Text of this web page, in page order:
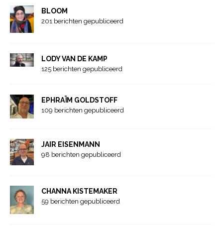
BLOOM
201 berichten gepubliceerd
LODY VAN DE KAMP
125 berichten gepubliceerd
EPHRAÏM GOLDSTOFF
109 berichten gepubliceerd
JAIR EISENMANN
98 berichten gepubliceerd
CHANNA KISTEMAKER
59 berichten gepubliceerd